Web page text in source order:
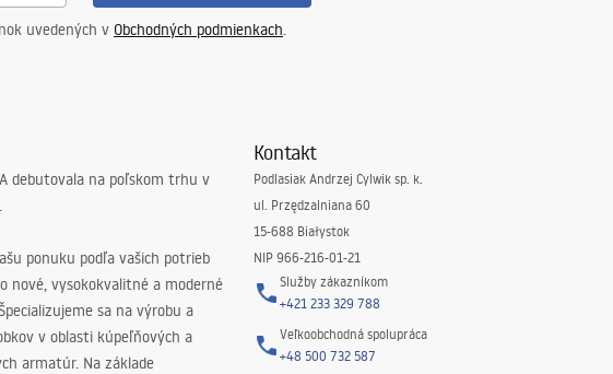
uvedených v Obchodných podmienkach.
debutovala na poľskom trhu v
ponuku podľa vašich potrieb
nové, vysokokvalitné a moderné
sa na výrobu a
v oblasti kúpeľňových a
armatúr. Na základe
Kontakt
Podlasiak Andrzej Cylwik sp. k.
ul. Przędzalniana 60
15-688 Białystok
NIP 966-216-01-21
Služby zákazníkom
+421 233 329 788
Veľkoobchodná spolupráca
+48 500 732 587